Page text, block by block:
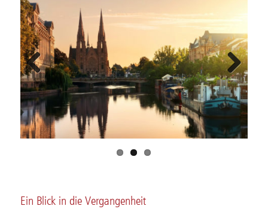
Previous Next
Ein Blick in die Vergangenheit